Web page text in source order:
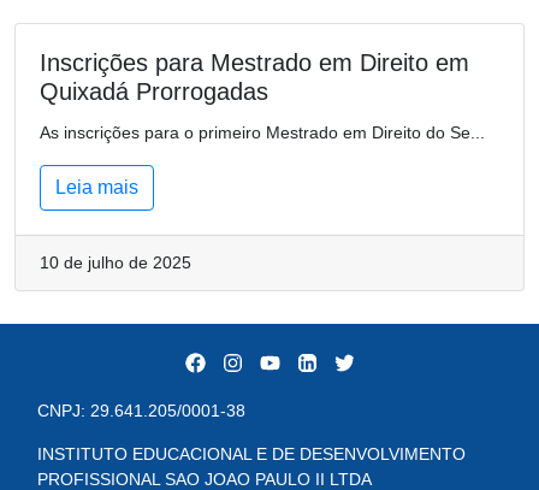
Inscrições para Mestrado em Direito em
Quixadá Prorrogadas
As inscrições para o primeiro Mestrado em Direito do Se...
Leia mais
10 de julho de 2025
CNPJ: 29.641.205/0001-38
INSTITUTO EDUCACIONAL E DE DESENVOLVIMENTO
PROFISSIONAL SAO JOAO PAULO II LTDA